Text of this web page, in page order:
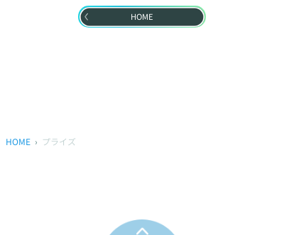
HOME
HOME プライズ